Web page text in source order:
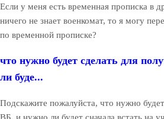
Если у меня есть временная прописка в
ничего не знает военкомат, то я могу
по временной прописке?
что нужно будет сделать для
ли буде...
Подскажите пожалуйста, что нужно
ВБ, и нужно ли будет сначала встать на